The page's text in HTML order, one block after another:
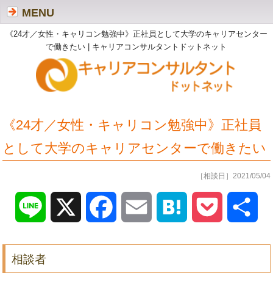
《24才／女性・キャリコン勉強中》正社員として大学のキャリアセンター
で働きたい | キャリアコンサルタントドットネット
MENU
《24才／女性・キャリコン勉強中》正社員
として大学のキャリアセンターで働きたい
［相談日］2021/05/04
Line Facebook Email Hatena Pocket
相談者